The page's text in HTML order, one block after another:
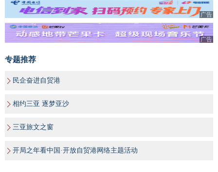
广告
广告
专题推荐
民企奋进自贸港
相约三亚 逐梦亚沙
三亚旅文之窗
开局之年看中国·开放自贸港网络主题活动